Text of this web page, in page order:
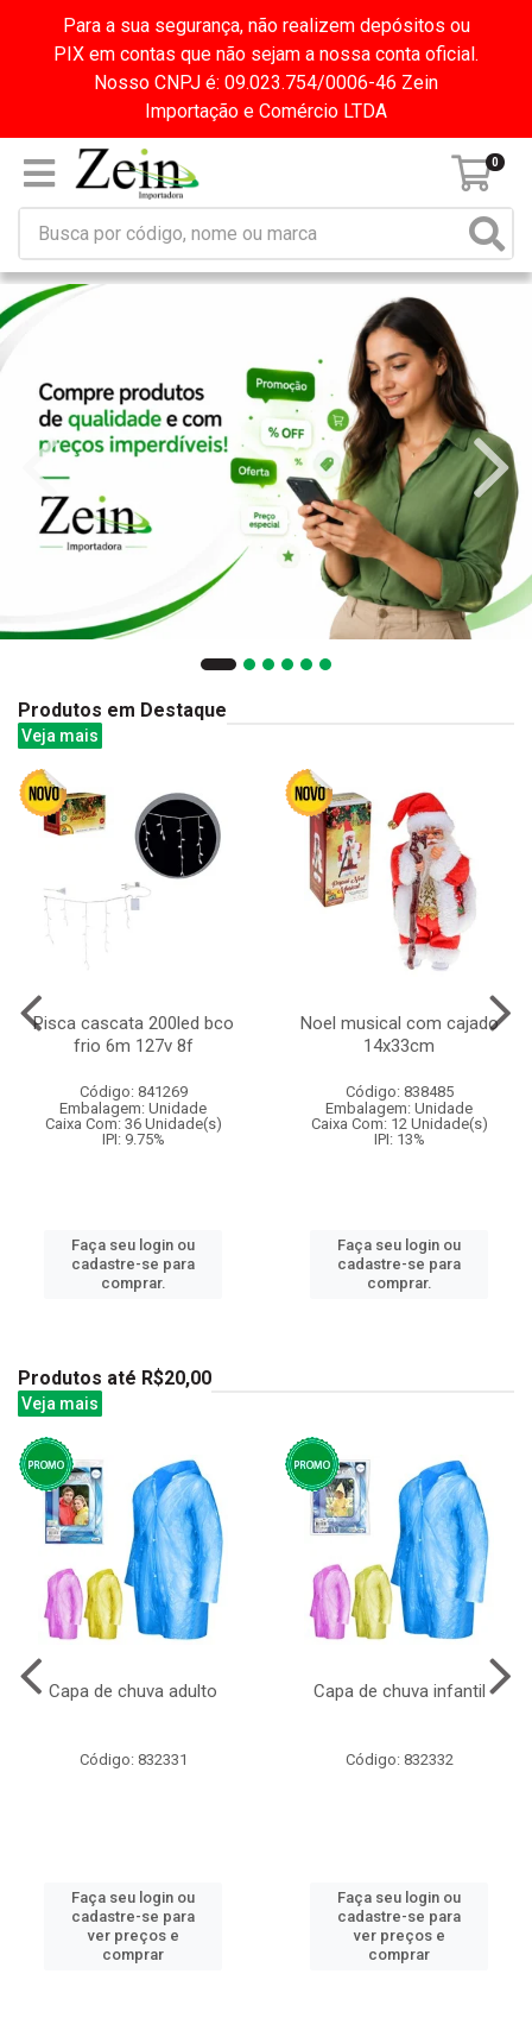
Para a sua segurança, não realizem depósitos ou
PIX em contas que não sejam a nossa conta oficial.
Nosso CNPJ é: 09.023.754/0006-46 Zein
Importação e Comércio LTDA
0
Produtos em Destaque
Veja mais
Pisca cascata 200led bco
frio 6m 127v 8f
Código: 841269
Embalagem: Unidade
Caixa Com: 36 Unidade(s)
IPI: 9.75%
Faça seu login ou
cadastre-se para
comprar.
Noel musical com cajado
14x33cm
Código: 838485
Embalagem: Unidade
Caixa Com: 12 Unidade(s)
IPI: 13%
Faça seu login ou
cadastre-se para
comprar.
Produtos até R$20,00
Veja mais
Capa de chuva adulto
Código: 832331
Faça seu login ou
cadastre-se para
ver preços e
comprar
Capa de chuva infantil
Código: 832332
Faça seu login ou
cadastre-se para
ver preços e
comprar